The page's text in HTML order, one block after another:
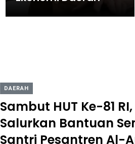
DAERAH
Sambut HUT Ke-81
Salurkan Bantuan
Santri Pesantren Al-